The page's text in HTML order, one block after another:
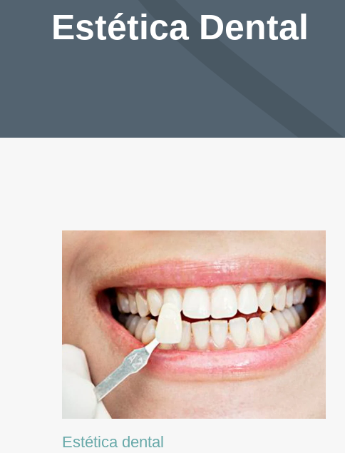
Estética Dental
Estética dental